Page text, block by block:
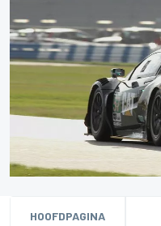
HOOFDPAGINA